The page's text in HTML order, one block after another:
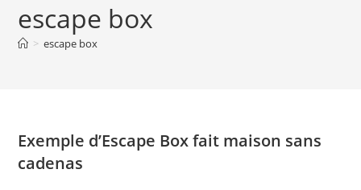
escape box
> escape box
Exemple d’Escape Box fait maison sans
cadenas